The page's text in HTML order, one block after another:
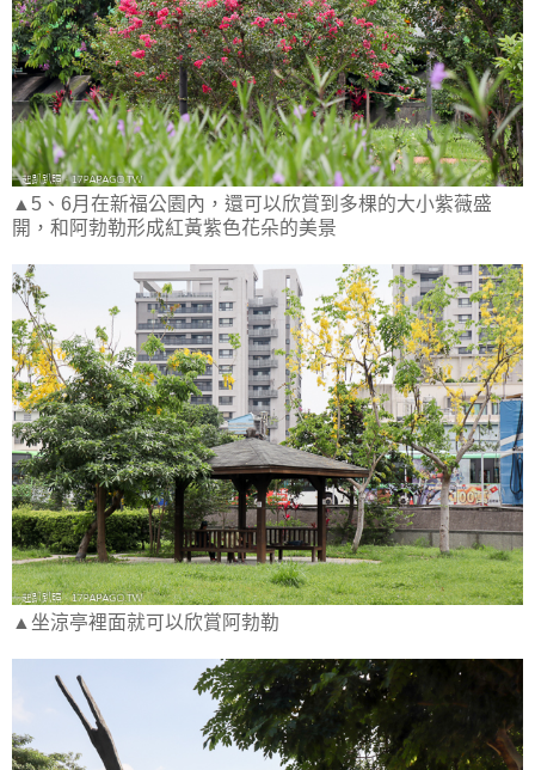
▲5、6月在新福公園內，還可以欣賞到多棵的大小紫薇盛
開，和阿勃勒形成紅黃紫色花朵的美景
▲坐涼亭裡面就可以欣賞阿勃勒